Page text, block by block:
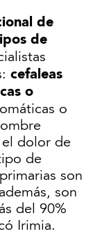
de
de
cefaleas
o
o
el dolor de
de
son
son
del 90%
Irimia.